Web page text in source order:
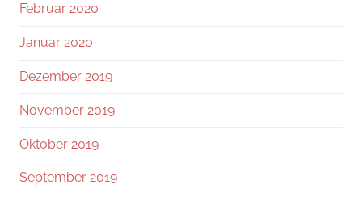
Februar 2020
Januar 2020
Dezember 2019
November 2019
Oktober 2019
September 2019